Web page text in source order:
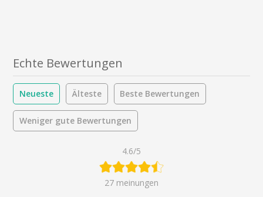
Echte Bewertungen
Neueste Älteste Beste Bewertungen
Weniger gute Bewertungen
4.6/5
27 meinungen